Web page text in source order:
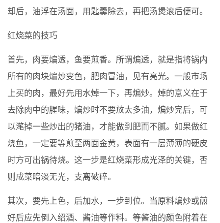
却后，油浮在汤面，用匙羹除去，再把汤煲滚后便可。
红烧菜的技巧
首先，肉要煸透，鱼要煎香。所谓煸透，就是指将锅内
所有的肉块煸炒变色，肥肉冒油，见有亮光。一般市场
上买的肉，最好先用水焯一下，再煸炒。焯的意义在于
去除肉中的腥味，煸炒时不要放太多油，煸炒完后，可
以滗掉一些炒出的猪油，才能做到肥而不腻。如果做红
烧鱼，一定要等煎至两面金黄，表面有一层薄薄的硬皮
时方可出锅待烧。这一步是红烧菜形成光泽的关键，否
则成菜暗淡无光，支离破碎。
其次，要先上色，后加水，一步到位。当原料煸炒或煎
好后应先倒入绍酒、酱油等作料。等酱油的颜色附着在